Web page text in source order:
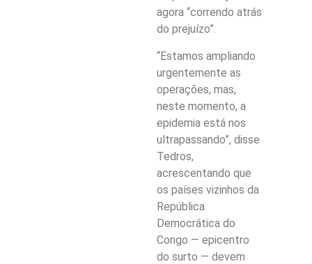
agora “correndo atrás
do prejuízo”.
“Estamos ampliando
urgentemente as
operações, mas,
neste momento, a
epidemia está nos
ultrapassando”, disse
Tedros,
acrescentando que
os países vizinhos da
República
Democrática do
Congo — epicentro
do surto — devem